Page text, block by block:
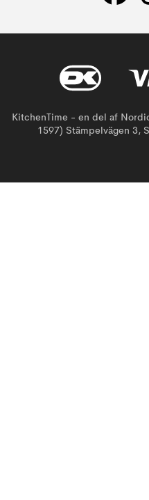
KitchenTime - en del af
1597) Stämpelvägen 3,